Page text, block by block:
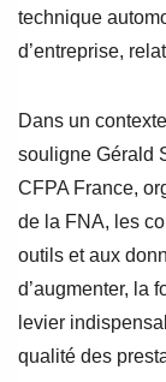
technique
d’entreprise,
Dans un
souligne Gérald
CFPA France,
de la FNA, les
outils et aux
d’augmenter, la
levier
qualité des